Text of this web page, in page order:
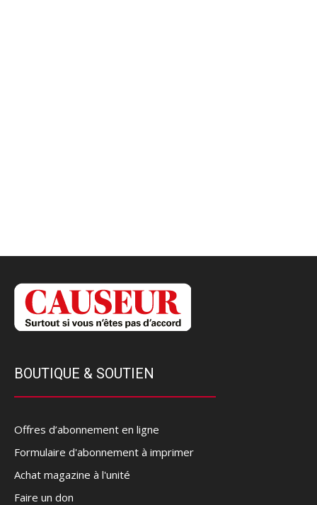
BOUTIQUE & SOUTIEN
Offres d’abonnement en ligne
Formulaire d'abonnement à imprimer
Achat magazine à l'unité
Faire un don